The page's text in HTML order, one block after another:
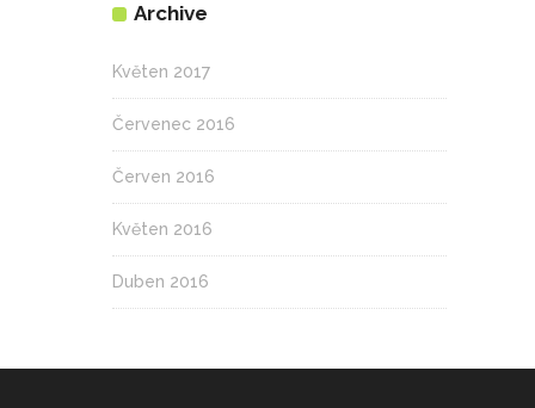
Archive
Květen 2017
Červenec 2016
Červen 2016
Květen 2016
Duben 2016